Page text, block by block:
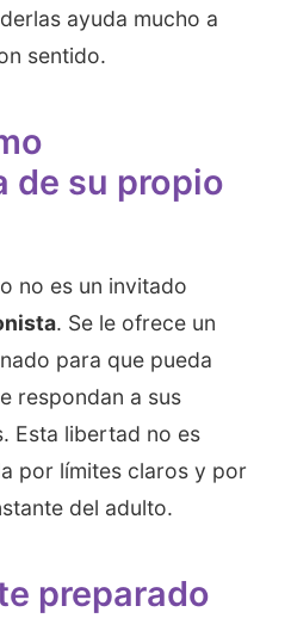
ayuda mucho a
sentido.
de su propio
no es un invitado
. Se le ofrece un
para que pueda
respondan a sus
Esta libertad no es
por límites claros y por
del adulto.
preparado